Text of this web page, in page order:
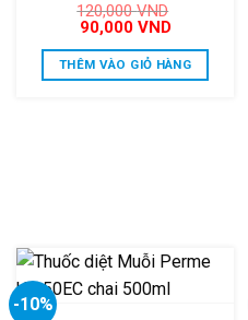
120,000VND
Giá
gốc
là:
120,000 VND.
90,000 VNDGiá
tại
là:
90,000 VND.
THÊM VÀO GIỎ HÀNG
-10%